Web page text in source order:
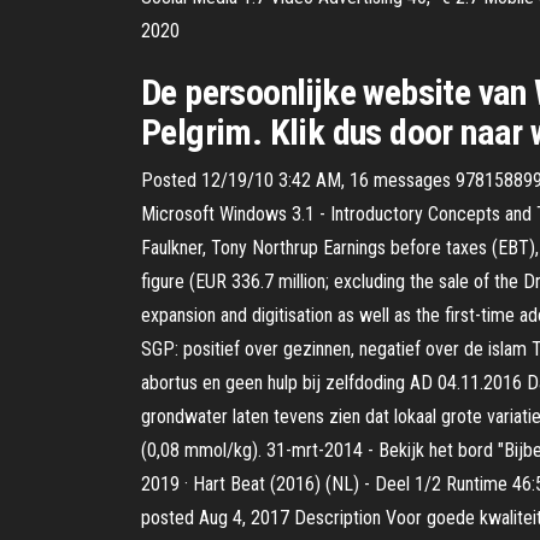
2020
De persoonlijke website
Pelgrim. Klik dus door naar
Posted 12/19/10 3:42 AM, 16 messages
Microsoft Windows 3.1 - Introductory Concepts and
Faulkner, Tony Northrup Earnings before taxes
figure (EUR 336.7 million; excluding the sale of the
expansion and digitisation as well as the first-time
SGP: positief over gezinnen, negatief over de islam
abortus en geen hulp bij zelfdoding AD 04.11.2016
grondwater laten tevens zien dat lokaal grote
(0,08 mmol/kg). 31-mrt-2014 - Bekijk het bord
2019 · Hart Beat (2016) (NL) - Deel 1/2 Runtime
posted Aug 4, 2017 Description Voor goede